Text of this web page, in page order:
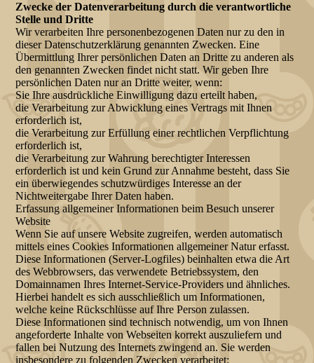
Zwecke der Datenverarbeitung durch die verantwortliche
Stelle und Dritte
Wir verarbeiten Ihre personenbezogenen Daten nur zu den in
dieser Datenschutzerklärung genannten Zwecken. Eine
Übermittlung Ihrer persönlichen Daten an Dritte zu anderen als
den genannten Zwecken findet nicht statt. Wir geben Ihre
persönlichen Daten nur an Dritte weiter, wenn:
Sie Ihre ausdrückliche Einwilligung dazu erteilt haben,
die Verarbeitung zur Abwicklung eines Vertrags mit Ihnen
erforderlich ist,
die Verarbeitung zur Erfüllung einer rechtlichen Verpflichtung
erforderlich ist,
die Verarbeitung zur Wahrung berechtigter Interessen
erforderlich ist und kein Grund zur Annahme besteht, dass Sie
ein überwiegendes schutzwürdiges Interesse an der
Nichtweitergabe Ihrer Daten haben.
Erfassung allgemeiner Informationen beim Besuch unserer
Website
Wenn Sie auf unsere Website zugreifen, werden automatisch
mittels eines Cookies Informationen allgemeiner Natur erfasst.
Diese Informationen (Server-Logfiles) beinhalten etwa die Art
des Webbrowsers, das verwendete Betriebssystem, den
Domainnamen Ihres Internet-Service-Providers und ähnliches.
Hierbei handelt es sich ausschließlich um Informationen,
welche keine Rückschlüsse auf Ihre Person zulassen.
Diese Informationen sind technisch notwendig, um von Ihnen
angeforderte Inhalte von Webseiten korrekt auszuliefern und
fallen bei Nutzung des Internets zwingend an. Sie werden
insbesondere zu folgenden Zwecken verarbeitet: